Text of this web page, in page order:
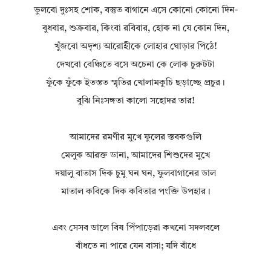
ভুলবো দুঃসহ শোক, বস্তুত বাগানে এসে কোনো কোনো দিন-
বুধবার, শুক্রবার, কিংবা রবিবার, হোক না যে কোন দিন,
খুঁজবো অদৃশ্য আরোহীকে লোহার ঘোড়ার পিঠে!
দেখবো বেঞ্চিতে বসে অচেনা কে লোক চুরুটটা
ফুঁকে ফুঁকে ইতস্তত স্মৃতির খোলামকুচি ছড়াচ্ছে প্রচুর।
বুঝি নিঃসঙ্গতা কালো সহোদর তার!
আমাদের রমণীর মুখে ফুলের স্তবকগুলি
মেলুক আরক্ত ডানা, আমাদের শিশুদের মুখে
দয়ালু বাতাস দিক চুমু ঘন ঘন, ফুলবাগানের ডাল
মাতাল কবিকে দিক কবিতার পংক্তি উপহার।
এবং সেসব ডালে বিষ পিঁপাড়েরা কখনো সদলবলে
বাঁধতে না পারে যেন বাসা; যদি বাঁধে